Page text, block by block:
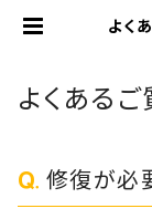
よく
よくあるご
修復が必